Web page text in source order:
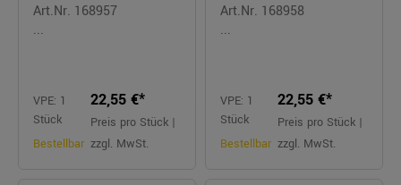
Art.Nr. 168957
...
VPE: 1
Stück
Bestellbar
22,55 €*
Preis pro Stück |
zzgl. MwSt.
Art.Nr. 168958
...
VPE: 1
Stück
Bestellbar
22,55 €*
Preis pro Stück |
zzgl. MwSt.